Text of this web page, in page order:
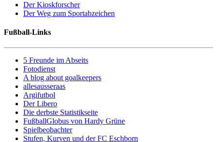
Der Kioskforscher
Der Weg zum Sportabzeichen
Fußball-Links
5 Freunde im Abseits
Fotodienst
A blog about goalkeepers
allesausseraas
Argifutbol
Der Libero
Die derbste Statistikseite
FußballGlobus von Hardy Grüne
Spielbeobachter
Stufen, Kurven und der FC Eschborn